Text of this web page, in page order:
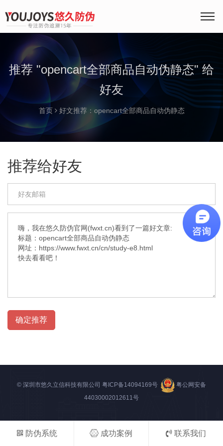
推荐 "opencart全部商品自动伪静态" 给
好友
首页 好文推荐：opencart全部商品自动伪静态
推荐给好友
确定推荐
© 深圳市悠久立信科技有限公司 粤ICP备14094169号
粤公网安备
44030002012611号
防伪系统 成功案例 联系我们